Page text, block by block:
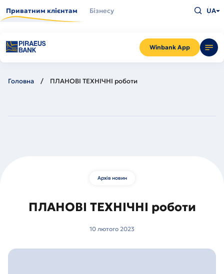
до
основного
Приватним клієнтам Бізнесу
Winbank App
що
Enter
UA
Головна ПЛАНОВІ ТЕХНІЧНІ роботи
Архів новин
ПЛАНОВІ ТЕХНІЧНІ роботи
10 лютого 2023